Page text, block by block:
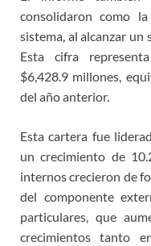
consolidaron como
sistema, al alcanzar
Esta cifra
$6,428.9 millones,
del año anterior.
Esta cartera fue
un crecimiento de
internos crecieron de
del componente
particulares, que
crecimientos tanto